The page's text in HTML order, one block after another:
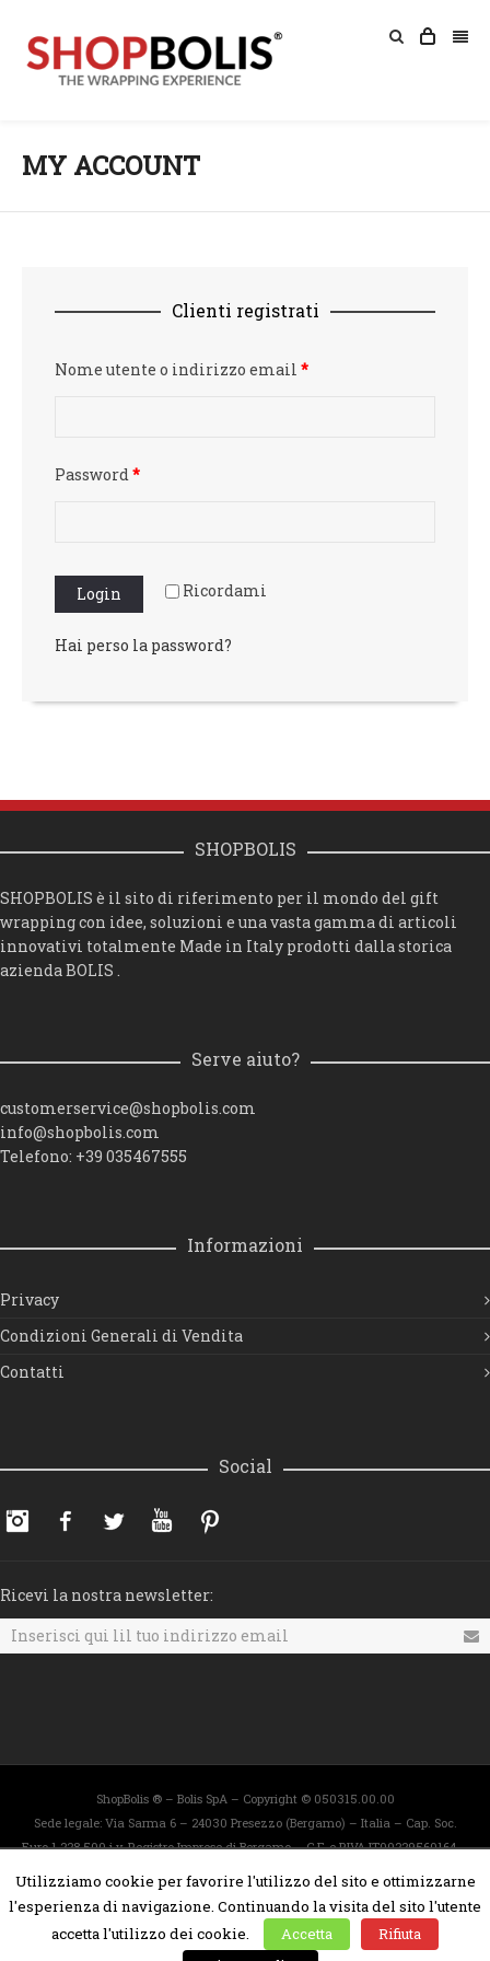
MY ACCOUNT
Clienti registrati
Nome utente o indirizzo email *
Password *
Ricordami
Hai perso la password?
SHOPBOLIS
SHOPBOLIS è il sito di riferimento per il mondo del gift
wrapping con idee, soluzioni e una vasta gamma di articoli
innovativi totalmente Made in Italy prodotti dalla storica
azienda BOLIS .
Serve aiuto?
customerservice@shopbolis.com
info@shopbolis.com
Telefono: +39 035467555
Informazioni
Privacy
Condizioni Generali di Vendita
Contatti
Social
InstagramFacebookTwitter YouTube
Ricevi la nostra newsletter:
ShopBolis ® – Bolis SpA – Copyright © 050315.00.00
Sede legale: Via Sarma 6 – 24030 Presezzo (Bergamo) – Italia – Cap. Soc.
Euro 1.228.500 i.v. Registro Imprese di Bergamo – C.F. e P.IVA IT00229560164 –
Info line :
customerservice@shopbolis.com
Utilizziamo cookie per favorire l'utilizzo del sito e ottimizzarne
l'esperienza di navigazione. Continuando la visita del sito l'utente
accetta l'utilizzo dei cookie.
Accetta
Rifiuta